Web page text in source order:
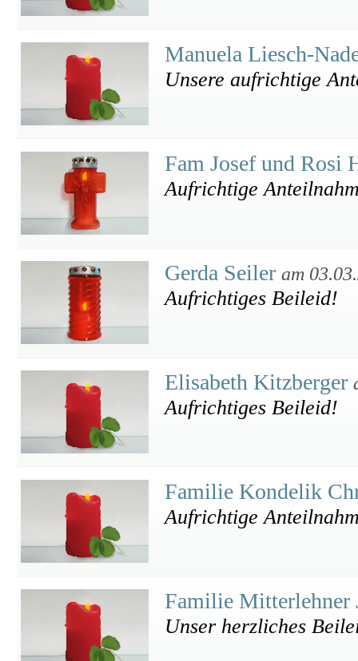
Manuela Liesch-
Unsere aufrichtige
Fam Josef und Rosi
Aufrichtige
Gerda Seiler am
Aufrichtiges Beileid!
Elisabeth Kitzberger
Aufrichtiges Beileid!
Familie Kondelik
Aufrichtige
Familie Mitterlehner
Unser herzliches